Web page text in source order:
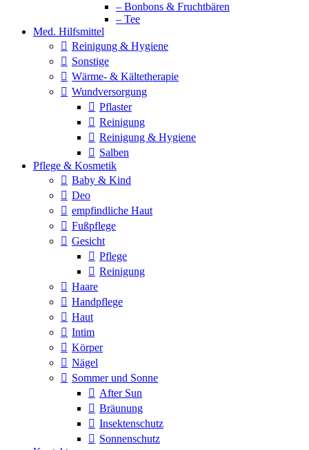
– Bonbons & Fruchtbären
– Tee
Med. Hilfsmittel
Reinigung & Hygiene
Sonstige
Wärme- & Kältetherapie
Wundversorgung
Pflaster
Reinigung
Reinigung & Hygiene
Salben
Pflege & Kosmetik
Baby & Kind
Deo
empfindliche Haut
Fußpflege
Gesicht
Pflege
Reinigung
Haare
Handpflege
Haut
Intim
Körper
Nägel
Sommer und Sonne
After Sun
Bräunung
Insektenschutz
Sonnenschutz